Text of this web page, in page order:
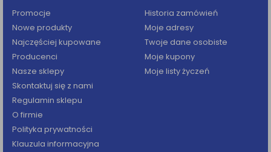
Promocje
Nowe produkty
Najczęściej kupowane
Producenci
Nasze sklepy
Skontaktuj się z nami
Regulamin sklepu
O firmie
Polityka prywatności
Klauzula informacyjna
Historia zamówień
Moje adresy
Twoje dane osobiste
Moje kupony
Moje listy życzeń